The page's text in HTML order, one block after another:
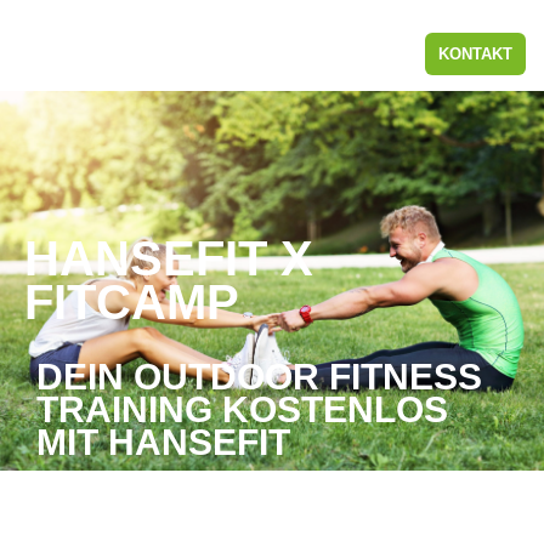
KONTAKT
HANSEFIT X
FITCAMP
DEIN OUTDOOR FITNESS
TRAINING KOSTENLOS
MIT HANSEFIT